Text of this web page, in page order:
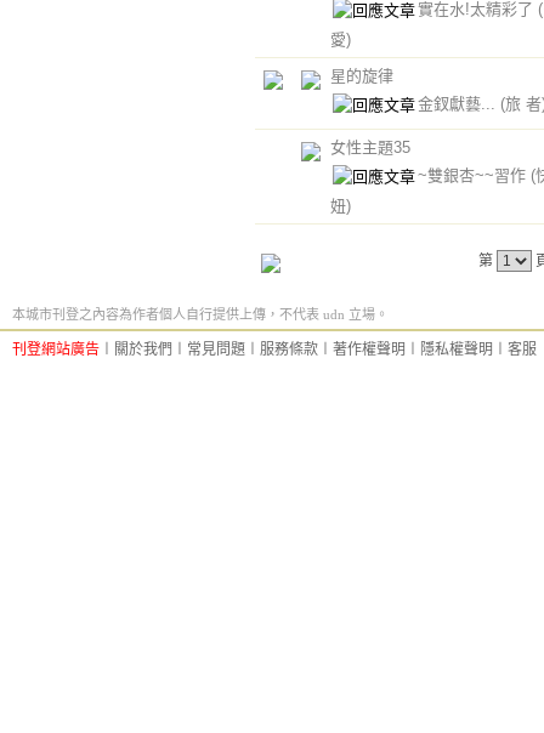
實在水!太精彩了
愛)
星的旋律
金釵獻藝... (旅 者
女性主題35
~雙銀杏~~習作 (
妞)
第
本城市刊登之內容為作者個人自行提供上傳，不代表 udn 立場。
刊登網站廣告 關於我們 常見問題 服務條款 著作權聲明 隱私權聲明 客服